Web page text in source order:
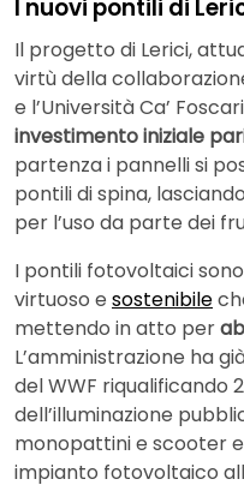
I nuovi pontili di
Il progetto di Lerici,
virtù della
e l’Università Ca’
investimento iniziale
partenza i pannelli si
pontili di spina,
per l’uso da parte dei
I pontili fotovoltaici
virtuoso e sostenibile
mettendo in atto per
L’amministrazione ha
del WWF riqualificando
dell’illuminazione
monopattini e scooter
impianto fotovoltaico